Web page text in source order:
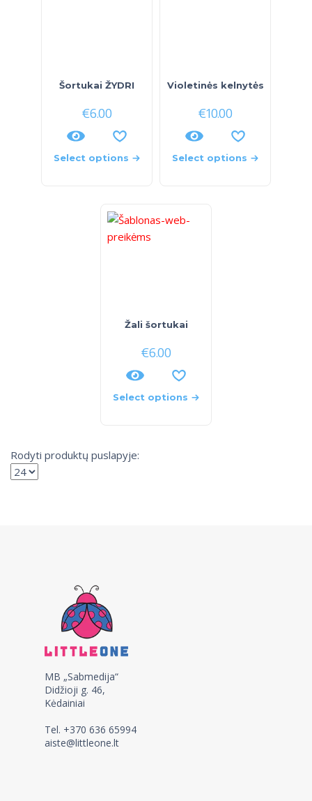
Šortukai ŽYDRI
€6.00
Select options
Violetinės kelnytės
€10.00
Select options
Žali šortukai
€6.00
Select options
Rodyti produktų puslapyje:
MB „Sabmedija“
Didžioji g. 46,
Kėdainiai
Tel. +370 636 65994
aiste@littleone.lt